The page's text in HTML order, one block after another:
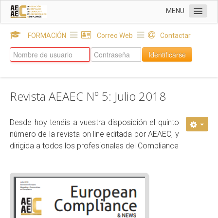
MENU
INICIO
Sobre AEAEC
EUROPEAN COMPLIANCE & NEWS
Revista AEAEC: Nº 20 Febrero 2026
Revista AEAEC: Nº 18 Enero 2025
Revista AEAEC: Nº 13 Julio 2022
Revista AEAEC: Nº 16 Enero 2024
FORMACIÓN Correo Web Contactar
Identificarse
Revista AEAEC Nº 5: Julio 2018
Desde hoy tenéis a vuestra disposición el quinto
número de la revista on line editada por AEAEC, y
dirigida a todos los profesionales del Compliance